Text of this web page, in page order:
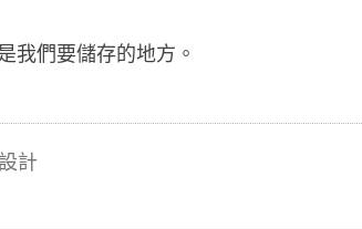
我們要儲存的地方。
計